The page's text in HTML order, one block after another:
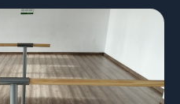
activitats de tot tipus,
Climatitzada,